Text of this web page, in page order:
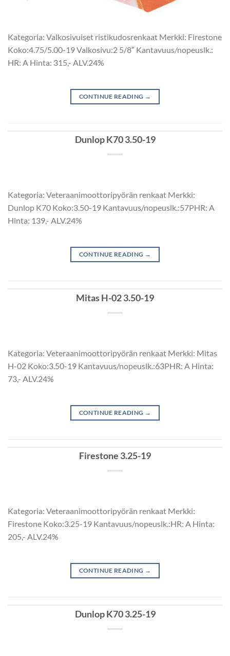
Kategoria: Valkosivuiset ristikudosrenkaat Merkki: Firestone
Koko:4.75/5.00-19 Valkosivu:2 5/8″ Kantavuus/nopeuslk.:
HR: A Hinta: 315,- ALV.24%
CONTINUE READING →
Dunlop K70 3.50-19
Kategoria: Veteraanimoottoripyörän renkaat Merkki:
Dunlop K70 Koko:3.50-19 Kantavuus/nopeuslk.:57PHR: A
Hinta: 139,- ALV.24%
CONTINUE READING →
Mitas H-02 3.50-19
Kategoria: Veteraanimoottoripyörän renkaat Merkki: Mitas
H-02 Koko:3.50-19 Kantavuus/nopeuslk.:63PHR: A Hinta:
73,- ALV.24%
CONTINUE READING →
Firestone 3.25-19
Kategoria: Veteraanimoottoripyörän renkaat Merkki:
Firestone Koko:3.25-19 Kantavuus/nopeuslk.:HR: A Hinta:
205,- ALV.24%
CONTINUE READING →
Dunlop K70 3.25-19